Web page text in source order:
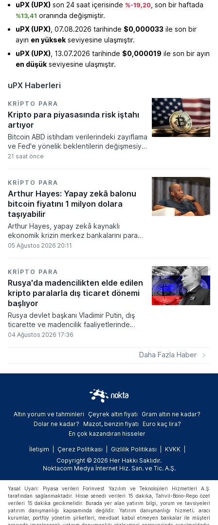
uPX (UPX) son 24 saat içerisinde %-19,20 , son bir haftada
%13,41 oranında değişmiştir.
uPX (UPX) , 07.08.2026 tarihinde $0,000033 ile son bir
ayın en yüksek seviyesine ulaşmıştır.
uPX (UPX) , 13.07.2026 tarihinde $0,000019 ile son bir ayın
en düşük seviyesine ulaşmıştır.
uPX Haberleri
KRIPTO PARA
Kripto para piyasasında risk iştahı
artıyor
Bitcoin ABD istihdam verilerindeki zayıflama
ve Fed'e yönelik beklentilerin değişmesiyle
haftayı yükselişle kapattı. Kripto para
açıklanacak enflasyon rakamlarına ve
küresel gelişmelere çevrildi.
21 saat önce
KRIPTO PARA
Arthur Hayes: Yapay zekâ balonu
bitcoin fiyatını 1 milyon dolara
taşıyabilir
Arthur Hayes, yapay zekâ kaynaklı
ekonomik krizin merkez bankalarını para
basmaya zorlayacağını ve bu durumun
kayıplarının tetikleyeceği kredi krizinin
küresel likidite artışına yol açacağını belirtti
ve bitcoinin bu süreçte en hızlı tepki veren
varlık olacağı vurguladı.
05 Ağustos 2026 20:11
KRIPTO PARA
Rusya'da madencilikten elde edilen
kripto paralarla dış ticaret dönemi
başlıyor
Rusya devlet başkanı Vladimir Putin, dış
ticarette ve madencilik faaliyetlerinde
kripto varlıkların kullanımına onay veren
04 Ağustos 2026 17:36
Daha Fazla Haber
Altın yorum ve tahminleri Çeyrek altın fiyatı
Gram altın ne kadar?
Dolar ne kadar?
Mazot, benzin fiyatı
Euro kaç lira?
En çok kazandıran hisseler
İletişim Çerez Politikası Gizlilik Politikası
KVKK
Copyright © 2026 Her Hakkı Saklıdır.
Noktacom Medya İnternet Hiz. San. ve Tic. A.Ş.
Yasal Uyarı: Piyasa verileri Forinvest Yazılım ve Teknolojileri Hizmetleri A.Ş.
tarafından sağlanmaktadır. Hisse senedi verileri 15 dakika, Tahvil-Bono-Repo özet
verileri 15 dakika gecikmelidir. Burada yer alan yatırım bilgi, yorum ve tavsiyeleri
yatırım danışmanlığı kapsamında değildir. Yatırım danışmanlığı hizmeti; aracı
kurumlar, portföy yönetim şirketleri, mevduat kabul etmeyen bankalar ile müşteri